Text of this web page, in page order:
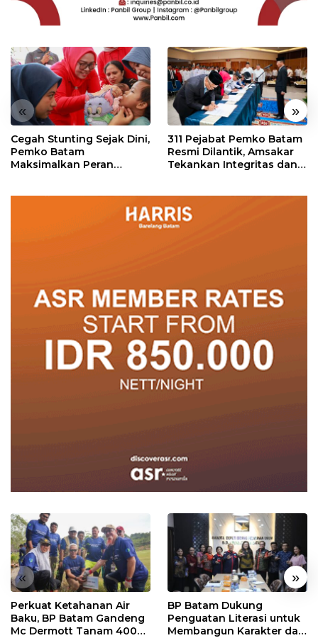
« »
Cegah Stunting Sejak Dini,
Pemko Batam
Maksimalkan Peran
311 Pejabat Pemko Batam
Resmi Dilantik, Amsakar
Tekankan Integritas dan
« »
Perkuat Ketahanan Air
Baku, BP Batam Gandeng
Mc Dermott Tanam 400
BP Batam Dukung
Penguatan Literasi untuk
Membangun Karakter dan